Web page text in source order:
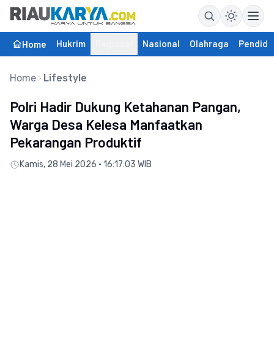
Home Hukrim Nasional Olahraga
Home Lifestyle
Polri Hadir Dukung Ketahanan Pangan,
Warga Desa Kelesa Manfaatkan
Pekarangan Produktif
Kamis, 28 Mei 2026 • 16:17:03 WIB